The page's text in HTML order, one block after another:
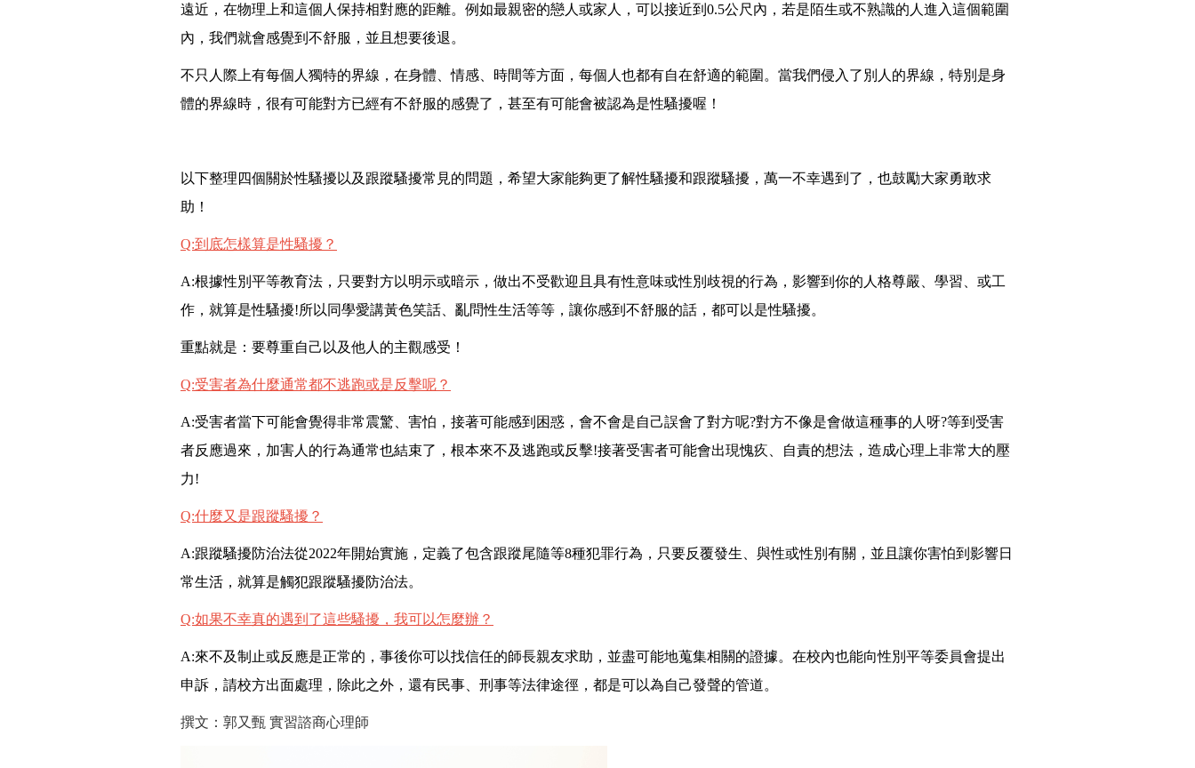
遠近，在物理上和這個人保持相對應的距離。例如最親密的戀人或家人，可以接近到0.5公尺內，若是陌生或不熟識的人進入這個範圍
內，我們就會感覺到不舒服，並且想要後退。
不只人際上有每個人獨特的界線，在身體、情感、時間等方面，每個人也都有自在舒適的範圍。當我們侵入了別人的界線，特別是身
體的界線時，很有可能對方已經有不舒服的感覺了，甚至有可能會被認為是性騷擾喔！
以下整理四個關於性騷擾以及跟蹤騷擾常見的問題，希望大家能夠更了解性騷擾和跟蹤騷擾，萬一不幸遇到了，也鼓勵大家勇敢求
助！
Q:到底怎樣算是性騷擾？
A:根據性別平等教育法，只要對方以明示或暗示，做出不受歡迎且具有性意味或性別歧視的行為，影響到你的人格尊嚴、學習、或工
作，就算是性騷擾!所以同學愛講黃色笑話、亂問性生活等等，讓你感到不舒服的話，都可以是性騷擾。
重點就是：要尊重自己以及他人的主觀感受！
Q:受害者為什麼通常都不逃跑或是反擊呢？
A:受害者當下可能會覺得非常震驚、害怕，接著可能感到困惑，會不會是自己誤會了對方呢?對方不像是會做這種事的人呀?等到受害
者反應過來，加害人的行為通常也結束了，根本來不及逃跑或反擊!接著受害者可能會出現愧疚、自責的想法，造成心理上非常大的壓
力!
Q:什麼又是跟蹤騷擾？
A:跟蹤騷擾防治法從2022年開始實施，定義了包含跟蹤尾隨等8種犯罪行為，只要反覆發生、與性或性別有關，並且讓你害怕到影響日
常生活，就算是觸犯跟蹤騷擾防治法。
Q:如果不幸真的遇到了這些騷擾，我可以怎麼辦？
A:來不及制止或反應是正常的，事後你可以找信任的師長親友求助，並盡可能地蒐集相關的證據。在校內也能向性別平等委員會提出
申訴，請校方出面處理，除此之外，還有民事、刑事等法律途徑，都是可以為自己發聲的管道。
撰文：郭又甄 實習諮商心理師